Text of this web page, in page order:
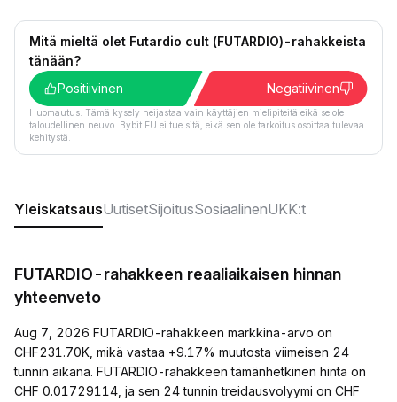
Mitä mieltä olet Futardio cult (FUTARDIO)-rahakkeista
tänään?
Positiivinen
Negatiivinen
Huomautus: Tämä kysely heijastaa vain käyttäjien mielipiteitä eikä se ole
taloudellinen neuvo. Bybit EU ei tue sitä, eikä sen ole tarkoitus osoittaa tulevaa
kehitystä.
YleiskatsausUutisetSijoitusSosiaalinenUKK:t
FUTARDIO-rahakkeen reaaliaikaisen hinnan
yhteenveto
Aug 7, 2026 FUTARDIO-rahakkeen markkina-arvo on
CHF231.70K, mikä vastaa +9.17% muutosta viimeisen 24
tunnin aikana. FUTARDIO-rahakkeen tämänhetkinen hinta on
CHF 0.01729114, ja sen 24 tunnin treidausvolyymi on CHF